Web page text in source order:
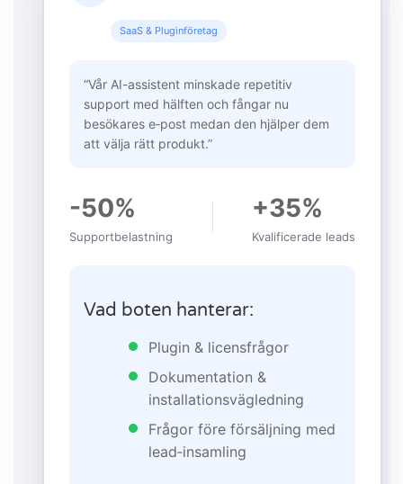
SaaS & Pluginföretag
“Vår AI-assistent minskade repetitiv
support med hälften och fångar nu
besökares e‑post medan den hjälper dem
att välja rätt produkt.”
-50%
Supportbelastning
+35%
Kvalificerade leads
Vad boten hanterar:
Plugin & licensfrågor
Dokumentation &
installationsvägledning
Frågor före försäljning med
lead‑insamling